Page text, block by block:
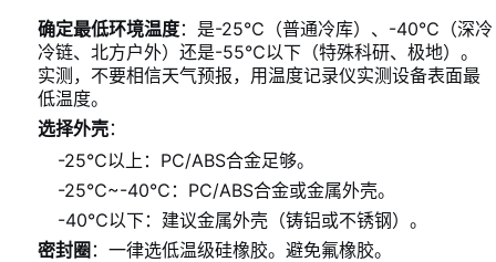
确定最低环境温度：是-25℃（普通冷库）、-40℃（深冷
冷链、北方户外）还是-55℃以下（特殊科研、极地）。
实测，不要相信天气预报，用温度记录仪实测设备表面最
低温度。
选择外壳：
-25℃以上：PC/ABS合金足够。
-25℃~-40℃：PC/ABS合金或金属外壳。
-40℃以下：建议金属外壳（铸铝或不锈钢）。
密封圈 ：一律选低温级硅橡胶。避免氟橡胶。